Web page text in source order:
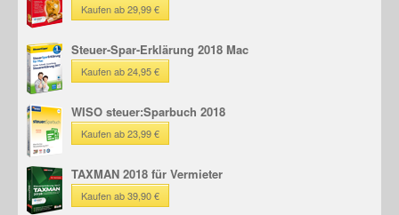
Kaufen ab 29,99 €
Steuer-Spar-Erklärung 2018 Mac
Kaufen ab 24,95 €
WISO steuer:Sparbuch 2018
Kaufen ab 23,99 €
TAXMAN 2018 für Vermieter
Kaufen ab 39,90 €